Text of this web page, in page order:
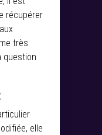
récupérer
très
question
elle